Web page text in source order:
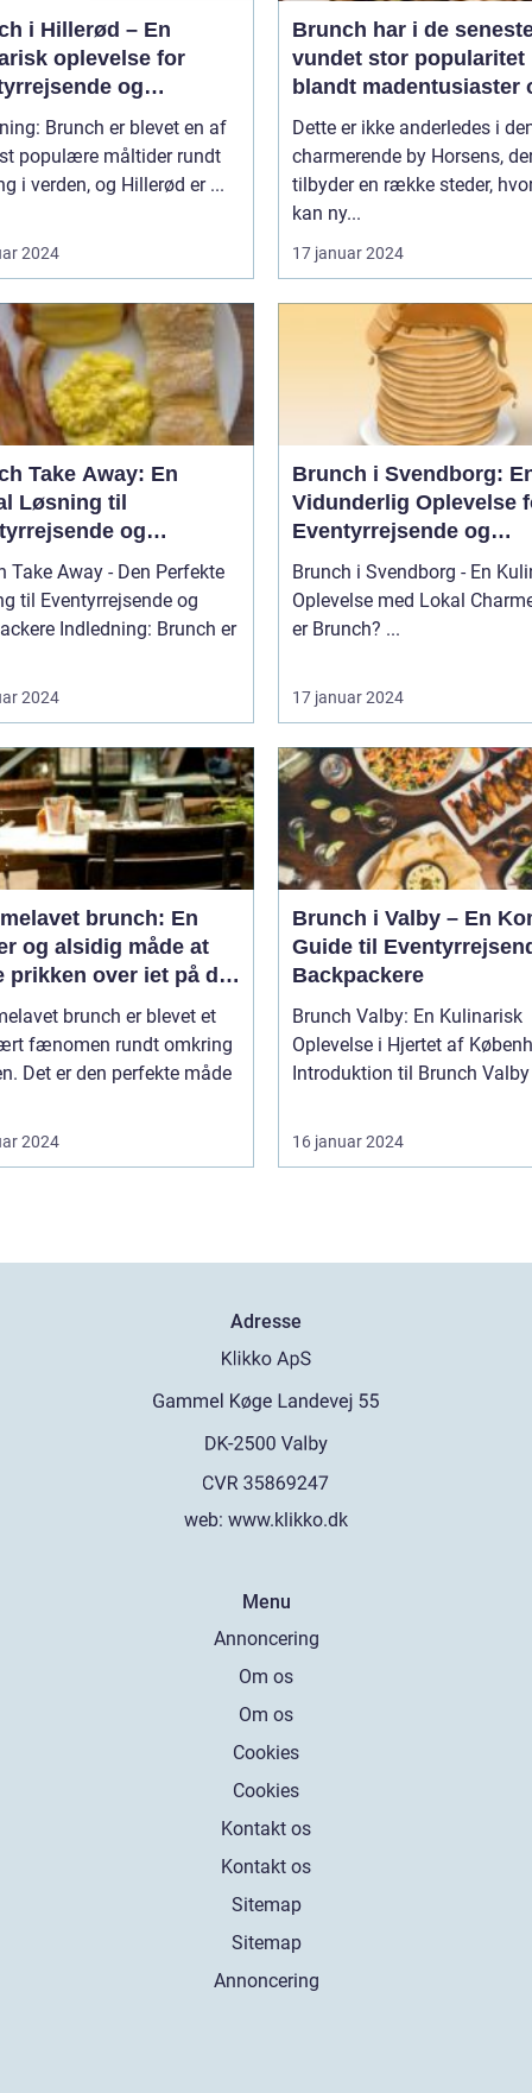
i Hillerød – En
oplevelse for
og
Brunch er blevet en af
populære måltider rundt
i verden, og Hillerød er ...
2024
Brunch har i de
vundet stor popularitet
blandt madentusiaster
dem, der elsker at
kombinere de lækreste
morgenmadslækkerier
frokostfavoritter
Dette er ikke anderledes i
charmerende by Horsens,
tilbyder en række steder,
kan ny...
17 januar 2024
Take Away: En
Løsning til
og
Take Away - Den Perfekte
til Eventyrrejsende og
Brunch er
2024
Brunch i Svendborg:
Vidunderlig Oplevelse
Eventyrrejsende og
Backpackere
Brunch i Svendborg - En
Oplevelse med Lokal Charme
er Brunch? ...
17 januar 2024
brunch: En
og alsidig måde at
prikken over iet på din
eller frokost
brunch er blevet et
fænomen rundt omkring
Det er den perfekte måde
2024
Brunch i Valby – En
Guide til
Backpackere
Brunch Valby: En Kulinarisk
Oplevelse i Hjertet af
16 januar 2024
Adresse
web: www.klikko.dk
Menu
Annoncering
Om os
Om os
Cookies
Cookies
Kontakt os
Kontakt os
Sitemap
Sitemap
Annoncering